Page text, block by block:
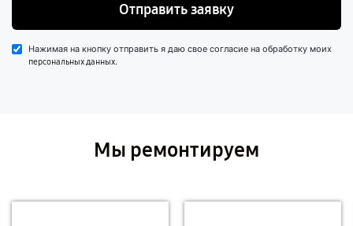
Отправить заявку
Нажимая на кнопку отправить я даю свое согласие на обработку моих
персональных данных.
Мы ремонтируем